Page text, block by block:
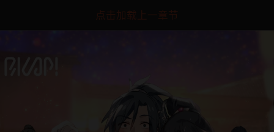
点击加载上一章节